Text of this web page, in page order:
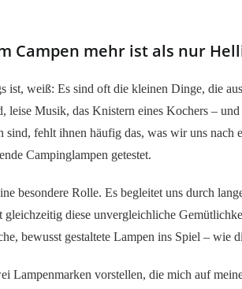
Campen mehr ist als nur
ist, weiß: Es sind oft die kleinen Dinge, die
leise Musik, das Knistern eines Kochers –
fehlt ihnen häufig das, was wir uns nach
Campinglampen getestet.
besondere Rolle. Es begleitet uns durch
diese unvergleichliche
bewusst gestaltete Lampen ins Spiel – wie
Lampenmarken vorstellen, die mich auf